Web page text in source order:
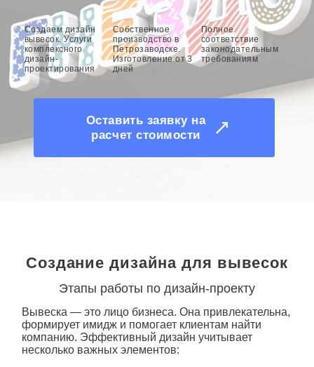
О КОМПАНИИ
Создаем дизайн
вывесок. Услуги
комплексного
дизайн-
проектирования
Собственное
производство в
Петрозаводске.
Изготовление от 3
дней
Полное
соответствие
законодательным
требованиям
Оставить заявку на
расчет стоимости
Создание дизайна для вывесок
Этапы работы по дизайн-проекту
Вывеска — это лицо бизнеса. Она привлекательна,
формирует имидж и помогает клиентам найти
компанию. Эффективный дизайн учитывает
несколько важных элементов: